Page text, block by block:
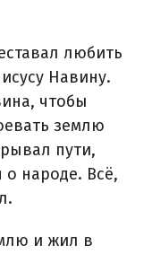
любить
Навину.
чтобы
землю
пути,
народе. Всё,
и жил в